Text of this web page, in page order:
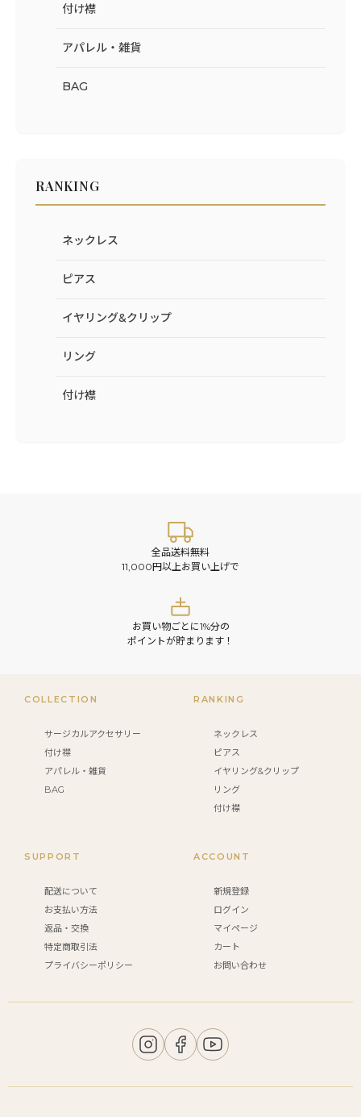
付け襟
アパレル・雑貨
BAG
RANKING
ネックレス
ピアス
イヤリング&クリップ
リング
付け襟
全品送料無料
11,000円以上お買い上げで
お買い物ごとに1%分の
ポイントが貯まります！
COLLECTION
サージカルアクセサリー
付け襟
アパレル・雑貨
BAG
RANKING
ネックレス
ピアス
イヤリング&クリップ
リング
付け襟
SUPPORT
配送について
お支払い方法
返品・交換
特定商取引法
プライバシーポリシー
ACCOUNT
新規登録
ログイン
マイページ
カート
お問い合わせ